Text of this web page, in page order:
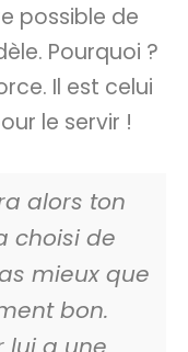
possible de
Pourquoi ?
Il est celui
le servir !
alors ton
choisi de
mieux que
bon.